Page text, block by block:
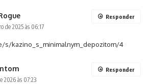
de 2025 às 06:17
s/kazino_s_minimalnym_depozitom/4
Responder
2026 às 07:23
Responder